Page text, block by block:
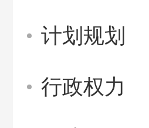
计划规划
行政权力